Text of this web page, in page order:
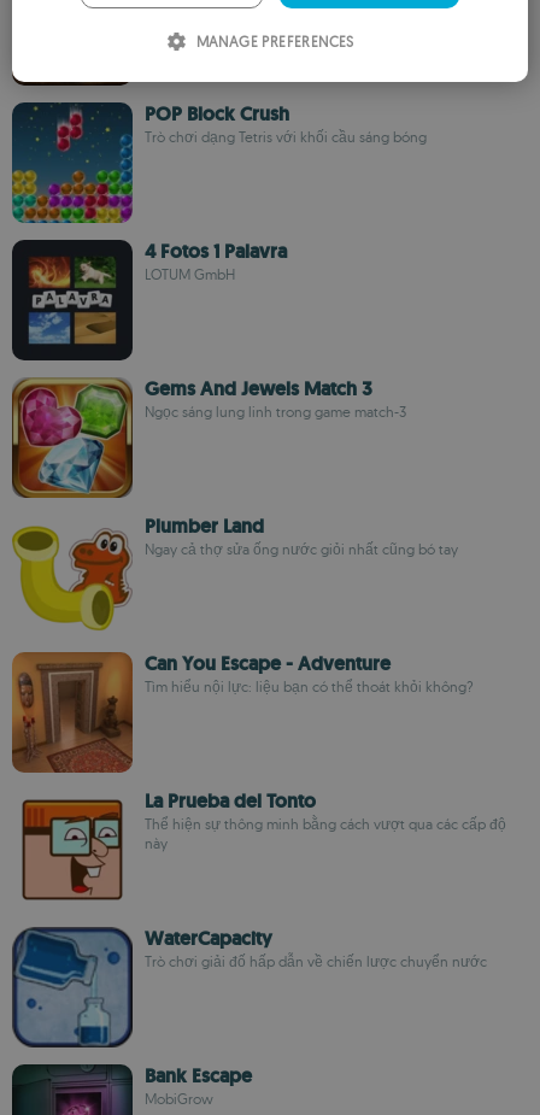
POP Block Crush
Trò chơi dạng Tetris với khối cầu sáng bóng
4 Fotos 1 Palavra
LOTUM GmbH
Gems And Jewels Match 3
Ngọc sáng lung linh trong game match-3
Plumber Land
Ngay cả thợ sửa ống nước giỏi nhất cũng bó tay
Can You Escape - Adventure
Tìm hiểu nội lực: liệu bạn có thể thoát khỏi không?
La Prueba del Tonto
Thể hiện sự thông minh bằng cách vượt qua các cấp độ
này
WaterCapacity
Trò chơi giải đố hấp dẫn về chiến lược chuyển nước
Bank Escape
MobiGrow
MANAGE PREFERENCES